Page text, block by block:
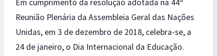
Em cumprimento da resolução adotada na 44ª
Reunião Plenária da Assembleia Geral das Nações
Unidas, em 3 de dezembro de 2018, celebra-se, a
24 de janeiro, o Dia Internacional da Educação.